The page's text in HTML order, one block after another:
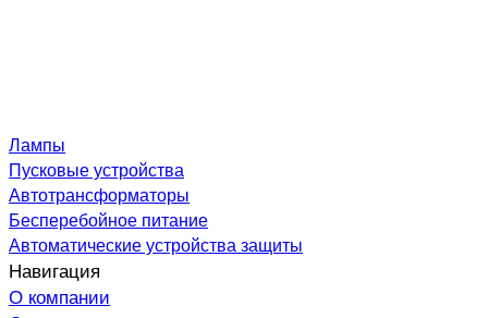
Лампы
Пусковые устройства
Автотрансформаторы
Бесперебойное питание
Автоматические устройства защиты
Навигация
О компании